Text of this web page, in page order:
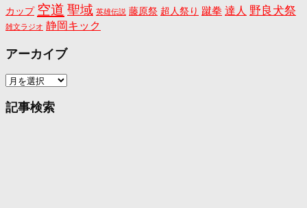
カップ 空道 聖域 英雄伝説 藤原祭 超人祭り 蹴拳 達人 野良犬祭
雑文ラジオ 静岡キック
アーカイブ
ア
カ
記事検索